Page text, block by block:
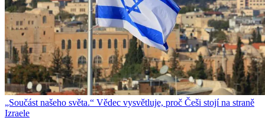
„Součást našeho světa.“ Vědec vysvětluje, proč Češi stojí na straně
Izraele